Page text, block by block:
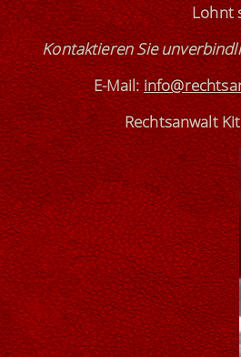
Lohnt
Kontaktieren Sie
E-Mail:
Rechtsanwalt